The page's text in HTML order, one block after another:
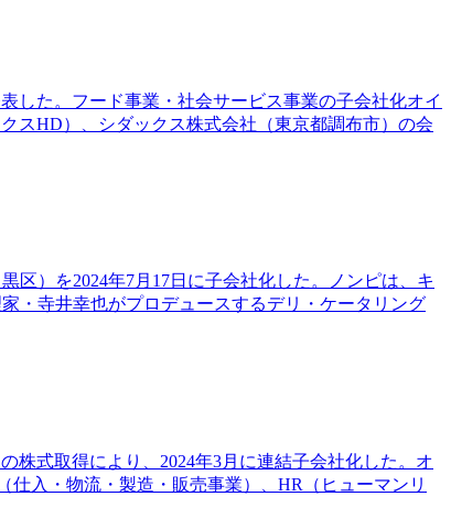
した。フード事業・社会サービス事業の子会社化オイ
スHD）、シダックス株式会社（東京都調布市）の会
区）を2024年7月17日に子会社化した。ノンピは、キ
・寺井幸也がプロデュースするデリ・ケータリング
株式取得により、2024年3月に連結子会社化した。オ
入・物流・製造・販売事業）、HR（ヒューマンリ